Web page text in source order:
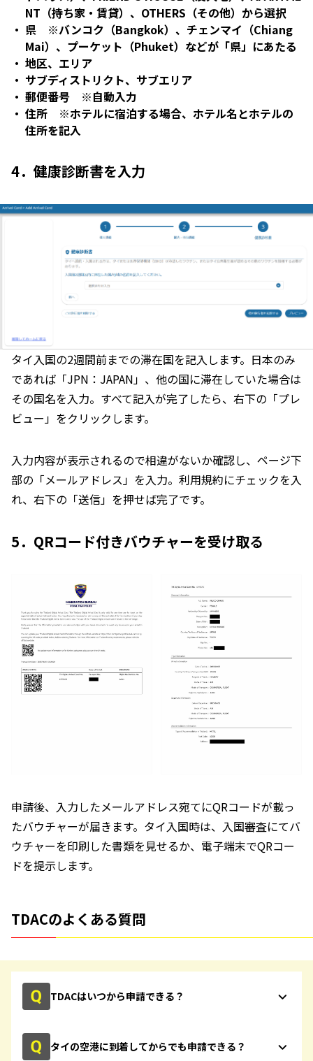
NT（持ち家・賃貸）、OTHERS（その他）から選択
県 ※バンコク（Bangkok）、チェンマイ（Chiang
Mai）、プーケット（Phuket）などが「県」にあたる
地区、エリア
サブディストリクト、サブエリア
郵便番号 ※自動入力
住所 ※ホテルに宿泊する場合、ホテル名とホテルの
住所を記入
4．健康診断書を入力
タイ入国の2週間前までの滞在国を記入します。日本のみ
であれば「JPN：JAPAN」、他の国に滞在していた場合は
その国名を入力。すべて記入が完了したら、右下の「プレ
ビュー」をクリックします。
入力内容が表示されるので相違がないか確認し、ページ下
部の「メールアドレス」を入力。利用規約にチェックを入
れ、右下の「送信」を押せば完了です。
5．QRコード付きバウチャーを受け取る
申請後、入力したメールアドレス宛てにQRコードが載っ
たバウチャーが届きます。タイ入国時は、入国審査にてバ
ウチャーを印刷した書類を見せるか、電子端末でQRコー
ドを提示します。
TDACのよくある質問
TDACはいつから申請できる？
タイの空港に到着してからでも申請できる？